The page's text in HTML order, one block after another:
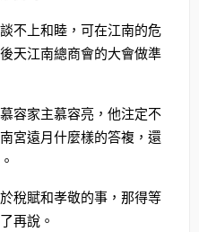
不上和睦，可在江南的危
天江南總商會的大會做準
容家主慕容亮，他注定不
宮遠月什麼樣的答複，還
稅賦和孝敬的事，那得等
再說。